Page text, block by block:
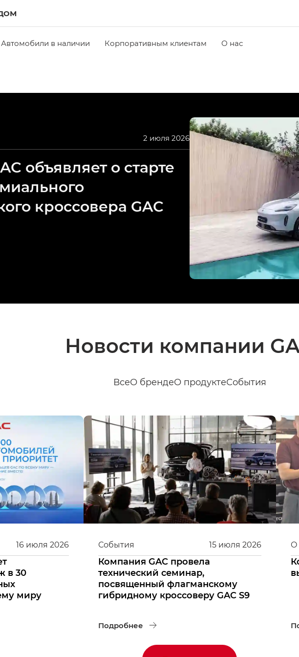
Автомобили в наличии Корпоративным клиентам О нас
2 июля 2026
объявляет о старте
кроссовера GAC
Новости компании
ВсеО брендеО продуктеСобытия
16 июля 2026
в 30
миру
15 июля 2026
События
Компания GAC провела
технический семинар,
посвященный флагманскому
гибридному кроссоверу GAC S9
Подробнее
О